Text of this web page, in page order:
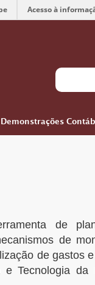
Acesso à
Demonstrações
de
de
de gastos
Tecnologia da